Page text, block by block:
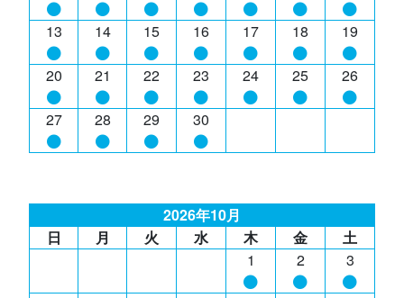
13 14 15 16 17 18 19
20 21 22 23 24 25 26
27 28 29 30
2026年10月
日
月 火 水 木 金
土
1
2 3